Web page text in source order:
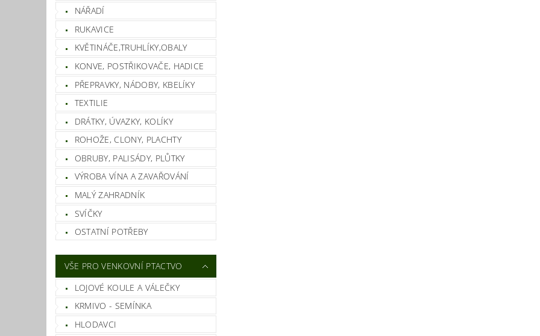
NÁŘADÍ
RUKAVICE
KVĚTINÁČE,TRUHLÍKY,OBALY
KONVE, POSTŘIKOVAČE, HADICE
PŘEPRAVKY, NÁDOBY, KBELÍKY
TEXTILIE
DRÁTKY, ÚVAZKY, KOLÍKY
ROHOŽE, CLONY, PLACHTY
OBRUBY, PALISÁDY, PLŮTKY
VÝROBA VÍNA A ZAVAŘOVÁNÍ
MALÝ ZAHRADNÍK
SVÍČKY
OSTATNÍ POTŘEBY
VŠE PRO VENKOVNÍ PTACTVO
LOJOVÉ KOULE A VÁLEČKY
KRMIVO - SEMÍNKA
HLODAVCI